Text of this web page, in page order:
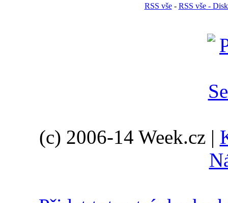
RSS vše- RSS vše -
(c) 2006-14 Week.cz |